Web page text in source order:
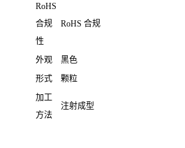
RoHS
合规
性
RoHS 合规
外观
黑色
形式
颗粒
加工
方法
注射成型